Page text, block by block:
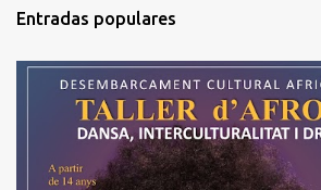
Entradas populares